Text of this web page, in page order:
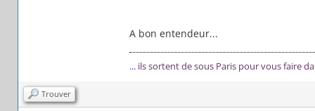
A bon entendeur...
... ils sortent de sous Paris pour vous faire
Trouver